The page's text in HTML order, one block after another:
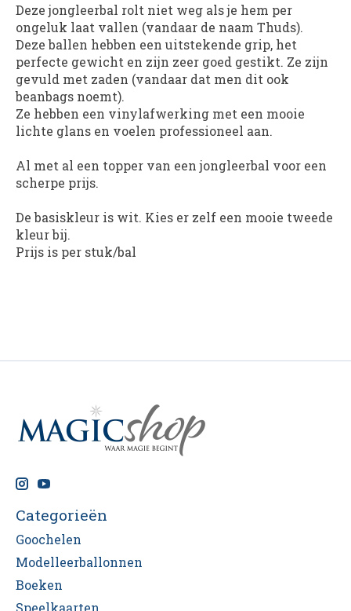
Deze jongleerbal rolt niet weg als je hem per
ongeluk laat vallen (vandaar de naam Thuds).
Deze ballen hebben een uitstekende grip, het
perfecte gewicht en zijn zeer goed gestikt. Ze zijn
gevuld met zaden (vandaar dat men dit ook
beanbags noemt).
Ze hebben een vinylafwerking met een mooie
lichte glans en voelen professioneel aan.
Al met al een topper van een jongleerbal voor een
scherpe prijs.
De basiskleur is wit. Kies er zelf een mooie tweede
kleur bij.
Prijs is per stuk/bal
Categorieën
Goochelen
Modelleerballonnen
Boeken